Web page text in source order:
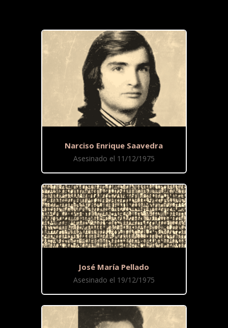
Narciso Enrique Saavedra
Asesinado el 11/12/1975
José María Pellado
Asesinado el 19/12/1975